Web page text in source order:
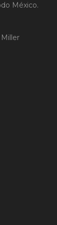
México.